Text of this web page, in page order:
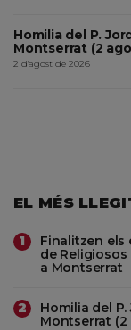
Homilia del P.
Montserrat (2
2 d'agost de 2026
EL MÉS
1
Finalitzen els
de
a Montserrat
2
Homilia del
Montserrat (2